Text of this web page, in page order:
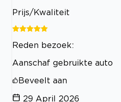
Prijs/Kwaliteit
Reden bezoek:
Aanschaf gebruikte auto
Beveelt aan
29 April 2026